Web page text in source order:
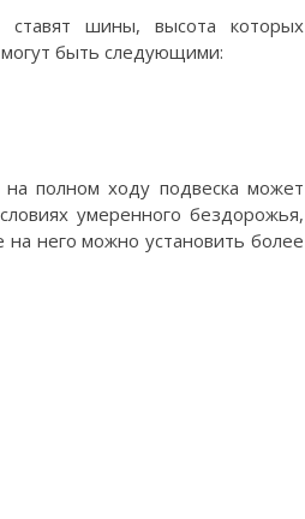
шины, высота которых
быть следующими:
полном ходу подвеска может
умеренного бездорожья,
на него можно установить более